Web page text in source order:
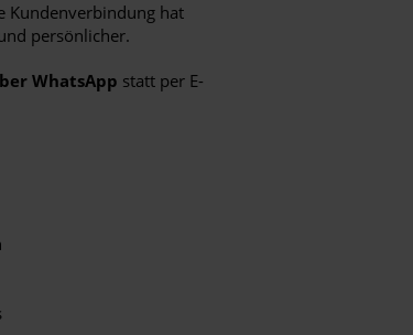
Kundenverbindung hat
persönlicher.
WhatsApp statt per E-